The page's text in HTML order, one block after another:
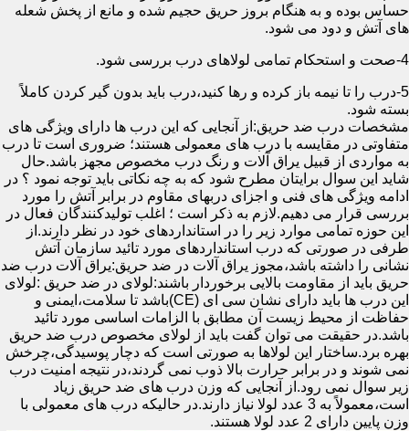
حساس بوده و به هنگام بروز حریق حجیم شده و مانع از پخش شعله
های آتش و دود می شود.
4-صحت و استحکام تمامی لولاهای درب بررسی شود.
5-درب را تا نیمه باز کرده و رها کنید،درب باید بدون گیر کردن کاملاً
بسته شود.
مشخصات درب ضد حریق:از آنجایی که این درب ها دارای ویژگی های
متفاوتی در مقایسه با درب های معمولی هستند؛ ضروری است تا درب
به مواردی از قبیل یراق آلات و رنگ درب مخصوص مجهز باشد.حال
شاید این سوال برایتان مطرح شود که به چه نکاتی باید توجه نمود ؟ در
ادامه ویژگی های فنی و اجزای دربهای مقاوم در برابر آتش را مورد
بررسی قرار می دهیم.لازم به ذکر است ؛ اغلب تولیدکنندگان فعال در
این حوزه تمامی موارد زیر را در استانداردهای خود در نظر دارند.از
طرفی در صورتی که درب استانداردهای مورد تائید سازمان آتش
نشانی را داشته باشد،مجوز یراق آلات در ضد حریق:یراق آلات درب ضد
حریق باید از مقاومت بالایی برخوردار باشند:لولای در ضد حریق :لولای
این درب ها باید دارای نشان سی ای (CE)باشد تا سلامت،ایمنی و
حفاظت از محیط زیست آن مطابق با الزامات اساسی مورد تائید
باشد.در حقیقت می توان گفت باید از لولای مخصوص درب ضد حریق
بهره برد.ساختار این لولاها به صورتی است که دچار پوسیدگی،چرخش
نمی شوند و در برابر حرارت بالا ذوب نمی گردند،در نتیجه امنیت درب
زیر سوال نمی رود.از آنجایی که وزن درب های ضد حریق زیاد
است،معمولاً به 3 عدد لولا نیاز دارند.در حالیکه درب های معمولی با
وزن پایین دارای 2 عدد لولا هستند.